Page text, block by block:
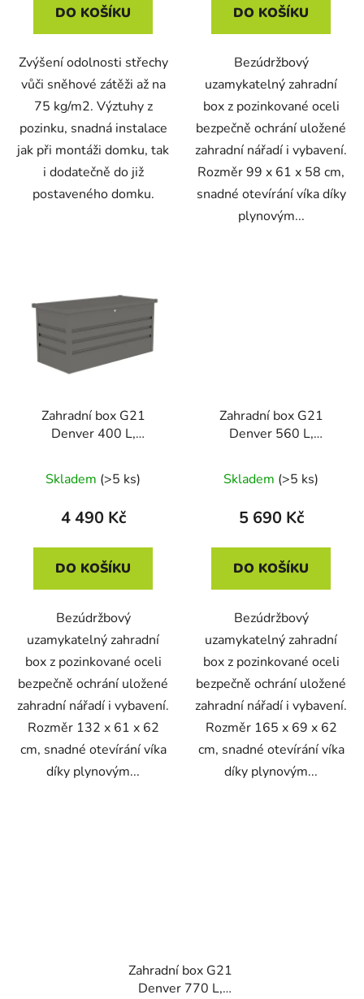
DO KOŠÍKU
Zvýšení odolnosti střechy
vůči sněhové zátěži až na
75 kg/m2. Výztuhy z
pozinku, snadná instalace
jak při montáži domku, tak
i dodatečně do již
postaveného domku.
DO KOŠÍKU
Bezúdržbový
uzamykatelný zahradní
box z pozinkované oceli
bezpečně ochrání uložené
zahradní nářadí i vybavení.
Rozměr 99 x 61 x 58 cm,
snadné otevírání víka díky
plynovým...
Zahradní box G21
Denver 400 L,
Skladem (>5 ks)
4 490 Kč
DO KOŠÍKU
Bezúdržbový
uzamykatelný zahradní
box z pozinkované oceli
bezpečně ochrání uložené
zahradní nářadí i vybavení.
Rozměr 132 x 61 x 62
cm, snadné otevírání víka
díky plynovým...
Zahradní box G21
Denver 560 L,
Skladem (>5 ks)
5 690 Kč
DO KOŠÍKU
Bezúdržbový
uzamykatelný zahradní
box z pozinkované oceli
bezpečně ochrání uložené
zahradní nářadí i vybavení.
Rozměr 165 x 69 x 62
cm, snadné otevírání víka
díky plynovým...
Zahradní box G21
Denver 770 L,